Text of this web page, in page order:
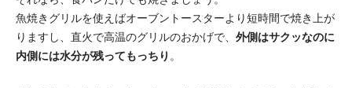
魚焼きグリルを使えばオーブントースターより短時間で焼き上が
りますし、直火で高温のグリルのおかげで、 外側はサクッなのに
内側には水分が残ってもっちり 。